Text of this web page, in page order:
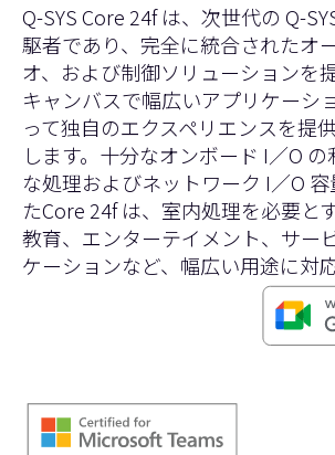
Q-SYS Core 24f は、次世代の Q-
駆者であり、完全に統合されたオ
オ、および制御ソリューションを
キャンバスで幅広いアプリケーシ
って独自のエクスペリエンスを提
します。十分なオンボード I／O
な処理およびネットワーク I／O
たCore 24f は、室内処理を必要と
教育、エンターテイメント、サー
ケーションなど、幅広い用途に対